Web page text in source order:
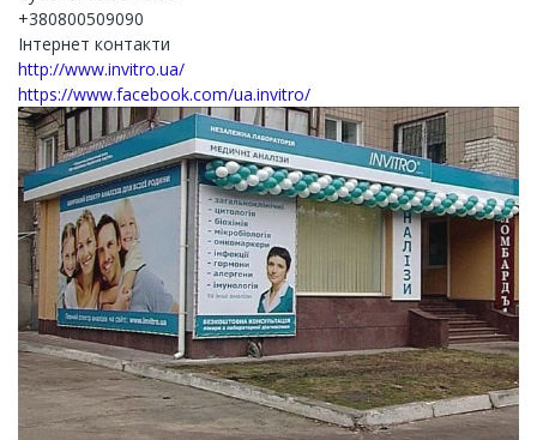
+380800509090
Інтернет контакти
http://www.invitro.ua/
https://www.facebook.com/ua.invitro/